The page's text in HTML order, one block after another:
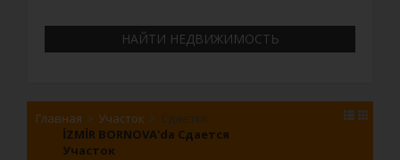
НАЙТИ НЕДВИЖИМОСТЬ
Главная Участок
Сдается
İZMİR BORNOVA'da Сдается
Участок